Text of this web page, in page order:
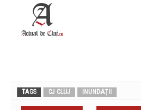
TAGS CJ CLUJ INUNDAȚII